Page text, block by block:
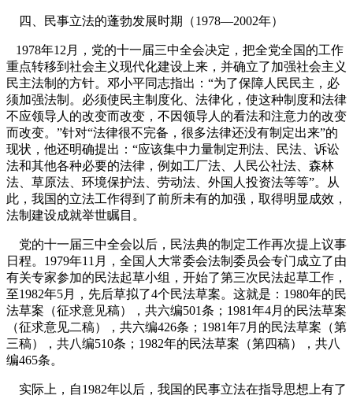
四、民事立法的蓬勃发展时期（1978—2002年）
1978年12 月，党的十一届三中全会决定，把全党全国的工作
重点转移到社会主义现代化建设上来，并确立了加强社会主义
民主法制的方针。邓小平同志指出：“为了保障人民民主，必
须加强法制。必须使民主制度化、法律化，使这种制度和法律
不应领导人的改变而改变，不因领导人的看法和注意力的改变
而改变。”针对“法律很不完备，很多法律还没有制定出来”的
现状，他还明确提出：“应该集中力量制定刑法、民法、诉讼
法和其他各种必要的法律，例如工厂法、人民公社法、森林
法、草原法、环境保护法、劳动法、外国人投资法等等”。从
此，我国的立法工作得到了前所未有的加强，取得明显成效，
法制建设成就举世瞩目。
党的十一届三中全会以后，民法典的制定工作再次提上议事
日程。 1979年11 月，全国人大常委会法制委员会专门成立了由
有关专家参加的民法起草小组，开始了第三次民法起草工作，
至1982年5月，先后草拟了4个民法草案。这就是： 1980年的民
法草案（征求意见稿），共六编501条； 1981年4月的民法草案
（征求意见二稿），共六编426条； 1981年7月的民法草案（第
三稿），共八编510条； 1982年的民法草案（第四稿），共八
编465条。
实际上，自1982年以后，我国的民事立法在指导思想上有了